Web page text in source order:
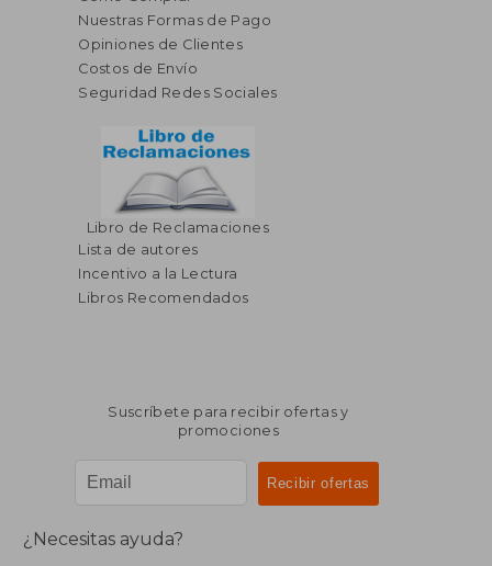
45%
dcto.
Nuestras Formas de Pago
Opiniones de Clientes
Costos de Envío
Seguridad Redes Sociales
Libro de Reclamaciones
Lista de autores
Incentivo a la Lectura
Libros Recomendados
Suscríbete para recibir ofertas y
promociones
¿Necesitas ayuda?